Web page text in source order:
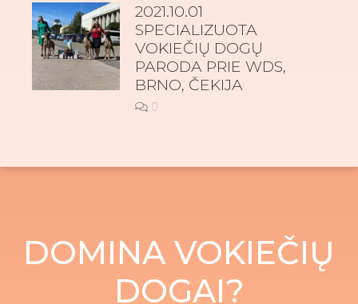
2021.10.01
SPECIALIZUOTA
VOKIEČIŲ DOGŲ
PARODA PRIE WDS,
BRNO, ČEKIJA
0
DOMINA VOKIEČIŲ
DOGAI?